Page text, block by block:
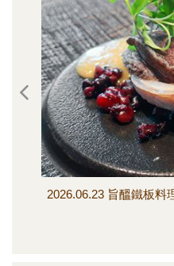
2026.06.23 旨醞鐵板料